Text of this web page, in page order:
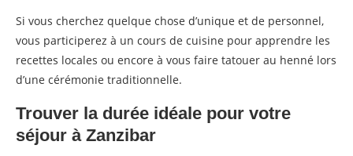
Si vous cherchez quelque chose d’unique et de personnel,
vous participerez à un cours de cuisine pour apprendre les
recettes locales ou encore à vous faire tatouer au henné lors
d’une cérémonie traditionnelle.
Trouver la durée idéale pour votre
séjour à Zanzibar